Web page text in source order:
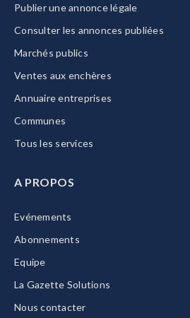
Publier une annonce légale
Consulter les annonces publiées
Marchés publics
Ventes aux enchères
Annuaire entreprises
Communes
Tous les services
A PROPOS
Evénements
Abonnements
Equipe
La Gazette Solutions
Nous contacter